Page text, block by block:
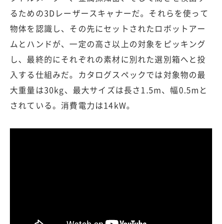
るための3Dレーザースキャナーだ。それらを使って
物体を認識し、その先にセットされたロボットアー
ムとハンドが、一定の高さ以上の対象をピッキング
し、最終的にそれぞれの素材に別れた選別箱へと投
入する仕組みだ。カタログスペックでは対象物の最
大重量は30kg、最大サイズは長さ1.5m、幅0.5mと
されている。消費電力は14kW。